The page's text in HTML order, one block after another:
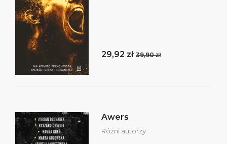
29,92 zł 39,90 zł
Awers
Różni autorzy